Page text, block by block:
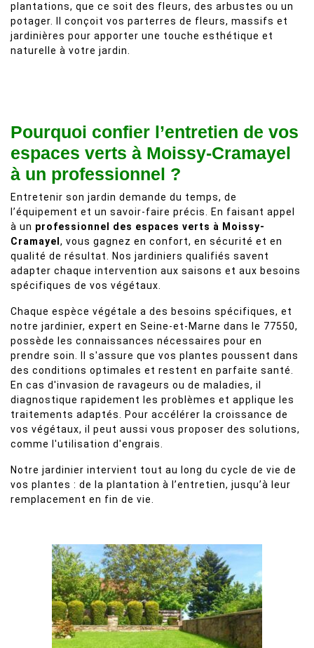
plantations, que ce soit des fleurs, des arbustes ou un
potager. Il conçoit vos parterres de fleurs, massifs et
jardinières pour apporter une touche esthétique et
naturelle à votre jardin.
Pourquoi confier l’entretien de vos
espaces verts à Moissy-Cramayel
à un professionnel ?
Entretenir son jardin demande du temps, de
l’équipement et un savoir-faire précis. En faisant appel
à un professionnel des espaces verts à Moissy-
Cramayel , vous gagnez en confort, en sécurité et en
qualité de résultat. Nos jardiniers qualifiés savent
adapter chaque intervention aux saisons et aux besoins
spécifiques de vos végétaux.
Chaque espèce végétale a des besoins spécifiques, et
notre jardinier, expert en Seine-et-Marne dans le 77550,
possède les connaissances nécessaires pour en
prendre soin. Il s'assure que vos plantes poussent dans
des conditions optimales et restent en parfaite santé.
En cas d'invasion de ravageurs ou de maladies, il
diagnostique rapidement les problèmes et applique les
traitements adaptés. Pour accélérer la croissance de
vos végétaux, il peut aussi vous proposer des solutions,
comme l'utilisation d'engrais.
Notre jardinier intervient tout au long du cycle de vie de
vos plantes : de la plantation à l’entretien, jusqu’à leur
remplacement en fin de vie.